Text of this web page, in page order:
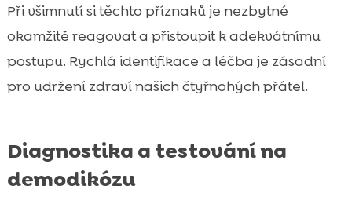
Při všimnutí si těchto příznaků je nezbytné
okamžitě reagovat a přistoupit k adekvátnímu
postupu. Rychlá identifikace a léčba je zásadní
pro udržení zdraví našich čtyřnohých přátel.
Diagnostika a testování na
demodikózu